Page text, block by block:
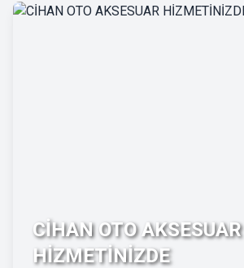
CİHAN OTO AKSESUAR
HİZMETİNİZDE